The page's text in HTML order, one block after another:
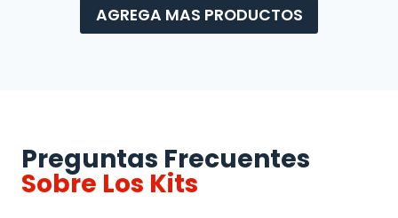
AGREGA MAS PRODUCTOS
Preguntas Frecuentes
Sobre Los Kits